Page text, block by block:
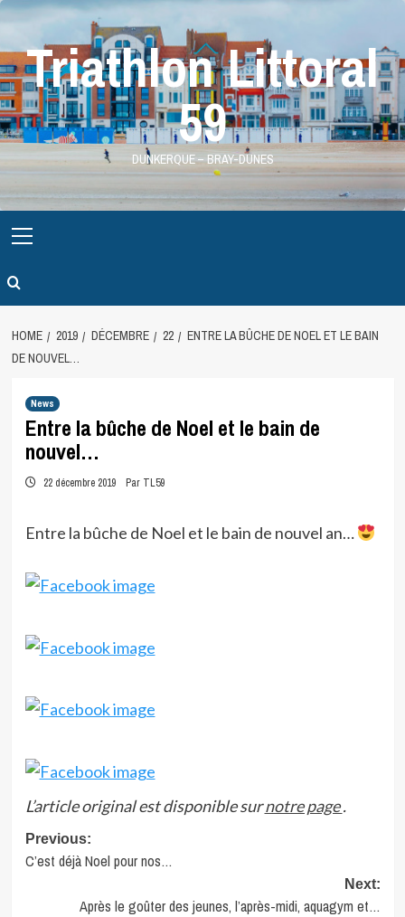
Skip
contentTriathlon Littoral
59
DUNKERQUE – BRAY-DUNES
Menu
HOME 2019 DÉCEMBRE 22
ENTRE LA BÛCHE DE NOEL ET LE BAIN
DE NOUVEL…
News
Entre la bûche de Noel et le bain de
nouvel…
22 décembre 2019 Par TL59
Entre la bûche de Noel et le bain de nouvel an…
L’article original est disponible surnotre page.
Post
navigation
Previous:
C’est déjà Noel pour nos…
Next:
Après le goûter des jeunes, l’après-midi, aquagym et…